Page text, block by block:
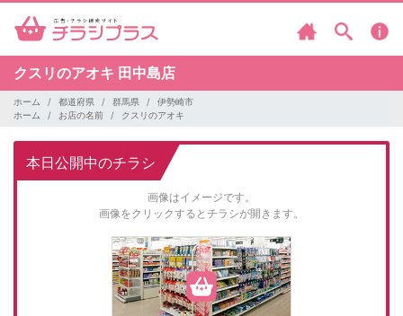
クスリのアオキ 田中島店
ホーム 都道府県 群馬県
伊勢崎市
ホーム
お店の名前 クスリのアオキ
本日公開中のチラシ
画像はイメージです。
画像をクリックするとチラシが開きます。